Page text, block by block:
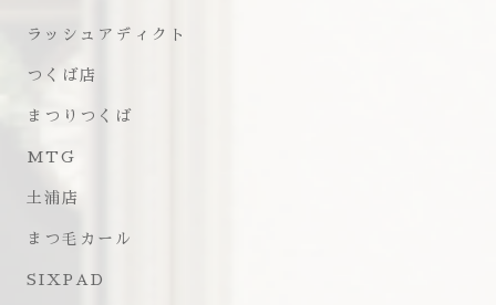
ラッシュアディクト
つくば店
まつりつくば
MTG
土浦店
まつ毛カール
SIXPAD